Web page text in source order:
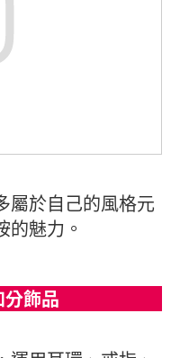
屬於自己的風格元
的魅力。
分飾品